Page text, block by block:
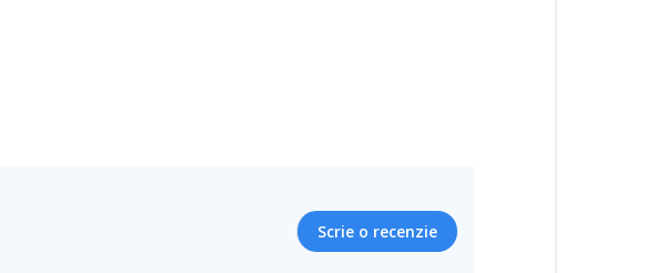
Scrie o recenzie